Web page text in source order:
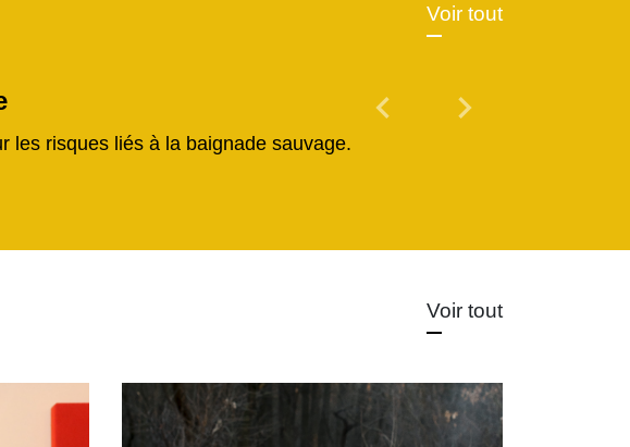
Voir tout
les risques liés à la baignade sauvage.
chevron_left Previous
chevron_right
Voir tout